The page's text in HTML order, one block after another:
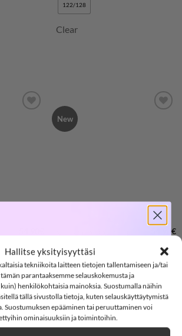
Hallitse yksityisyyttäsi
tekniikoita laitteen tietojen tallentamiseen ja/tai
parantaaksemme selauskokemusta ja
henkilökohtaisia mainoksia. Suostumalla näihin
tällä sivustolla tietoja, kuten selauskäyttäytymistä
Suostumuksen epääminen tai peruuttaminen voi
ominaisuuksiin ja toimintoihin.
122/128
Clear
134/140
New
METSOLA BADGER
Stormy
54,90€
74/80 86/92 98/104
110/116 122/128 134/140
-15%
KOODILLA:SOFTSHELL15